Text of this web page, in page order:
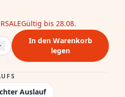
Gültig bis 28.08.
In den Warenkorb
legen
Auslauf